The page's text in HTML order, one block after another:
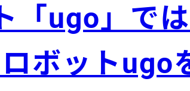
「ugo」で
ボットugo